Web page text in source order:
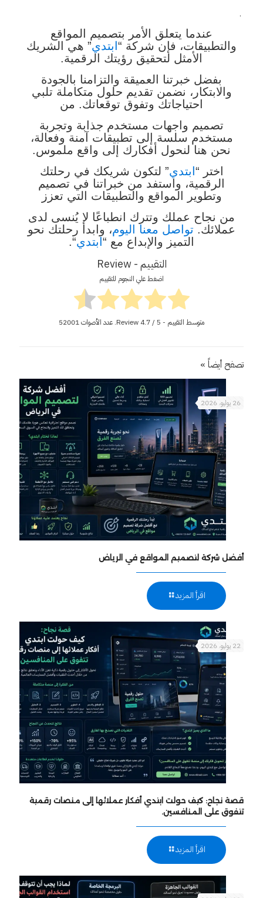
.
عندما يتعلق الأمر بتصميم المواقع
والتطبيقات، فإن شركة “ ابتدي” هي الشريك
الأمثل لتحقيق رؤيتك الرقمية.
بفضل خبرتنا العميقة والتزامنا بالجودة
والابتكار، نضمن تقديم حلول متكاملة تلبي
احتياجاتك وتفوق توقعاتك. من
تصميم واجهات مستخدم جذابة وتجربة
مستخدم سلسة إلى تطبيقات آمنة وفعالة،
نحن هنا لنحول أفكارك إلى واقع ملموس.
اختر “ ابتدي” لتكون شريكك في رحلتك
الرقمية، واستفد من خبراتنا في تصميم
وتطوير المواقع والتطبيقات التي تعزز
من نجاح عملك وتترك انطباعًا لا يُنسى لدى
عملائك. تواصل معنا اليوم، وابدأ رحلتك نحو
التميز والإبداع مع “ ابتدي“.
التقييم - Review
اضغط علي النجوم للتقييم
متوسط التقييم - Review 4.7 / 5. عدد الأصوات 52001
تصفح أيضاً »
26 يوليو، 2026
أفضل شركة لتصميم المواقع في الرياض
اقرأ المزيد
22 يوليو، 2026
قصة نجاح: كيف حولت ابتدي أفكار عملائها إلى منصات رقمية
تتفوق على المنافسين.
اقرأ المزيد